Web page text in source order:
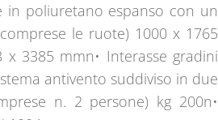
poliuretano espanso con un
le ruote) 1000 x 1765
x 3385 mmn• Interasse gradini
antivento suddiviso in due
n. 2 persone) kg 200n•